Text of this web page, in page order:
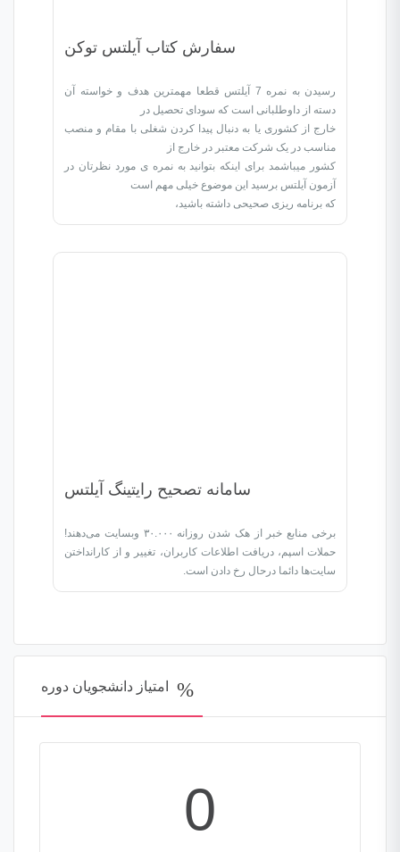
سفارش کتاب آیلتس توکن
رسیدن به نمره 7 آیلتس قطعا مهمترین هدف و خواسته آن
دسته از داوطلبانی است که سودای تحصیل در
خارج از کشوری یا به دنبال پیدا کردن شغلی با مقام و منصب
مناسب در یک شرکت معتبر در خارج از
کشور میباشمد برای اینکه بتوانید به نمره ی مورد نظرتان در
آزمون آیلتس برسید این موضوع خیلی مهم است
که برنامه ریزی صحیحی داشته باشید،
سامانه تصحیح رایتینگ آیلتس
برخی منابع خبر از هک شدن روزانه ۳۰.۰۰۰ وبسایت می‌دهند!
حملات اسپم، دریافت اطلاعات کاربران، تغییر و از کارانداختن
سایت‌ها دائما درحال رخ دادن است.
امتیاز دانشجویان دوره
0